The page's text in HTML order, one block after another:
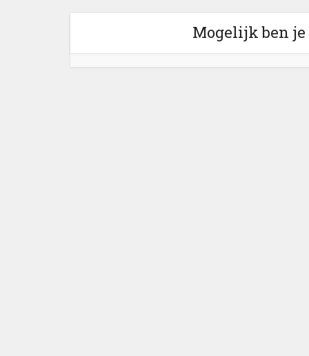
Mogelijk ben